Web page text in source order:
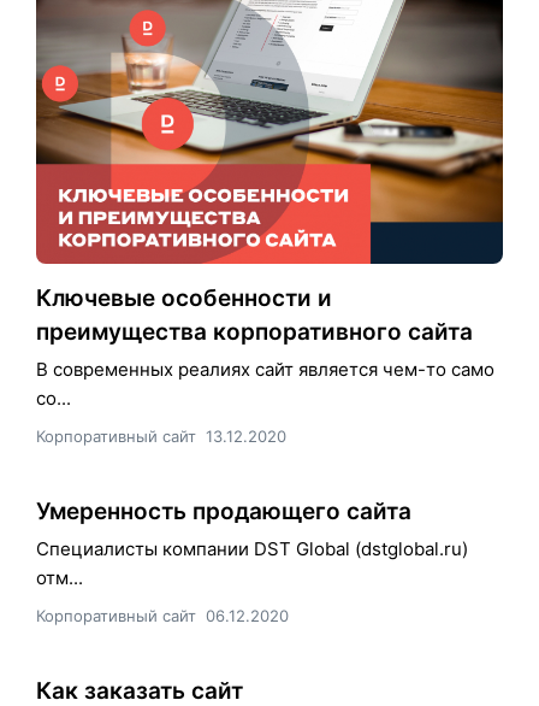
Ключевые особенности и
преимущества корпоративного сайта
В современных реалиях сайт является чем-то само
со...
Корпоративный сайт 13.12.2020
Умеренность продающего сайта
Специалисты компании DST Global (dstglobal.ru)
отм...
Корпоративный сайт 06.12.2020
Как заказать сайт